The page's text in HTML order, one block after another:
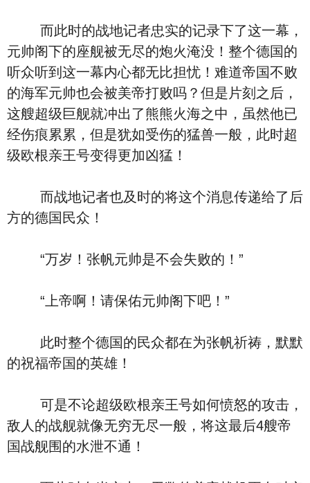
而此时的战地记者忠实的记录下了这一幕，
元帅阁下的座舰被无尽的炮火淹没！整个德国的
听众听到这一幕内心都无比担忧！难道帝国不败
的海军元帅也会被美帝打败吗？但是片刻之后，
这艘超级巨舰就冲出了熊熊火海之中，虽然他已
经伤痕累累，但是犹如受伤的猛兽一般，此时超
级欧根亲王号变得更加凶猛！
而战地记者也及时的将这个消息传递给了后
方的德国民众！
“万岁！张帆元帅是不会失败的！”
“上帝啊！请保佑元帅阁下吧！”
此时整个德国的民众都在为张帆祈祷，默默
的祝福帝国的英雄！
可是不论超级欧根亲王号如何愤怒的攻击，
敌人的战舰就像无穷无尽一般，将这最后4艘帝
国战舰围的水泄不通！